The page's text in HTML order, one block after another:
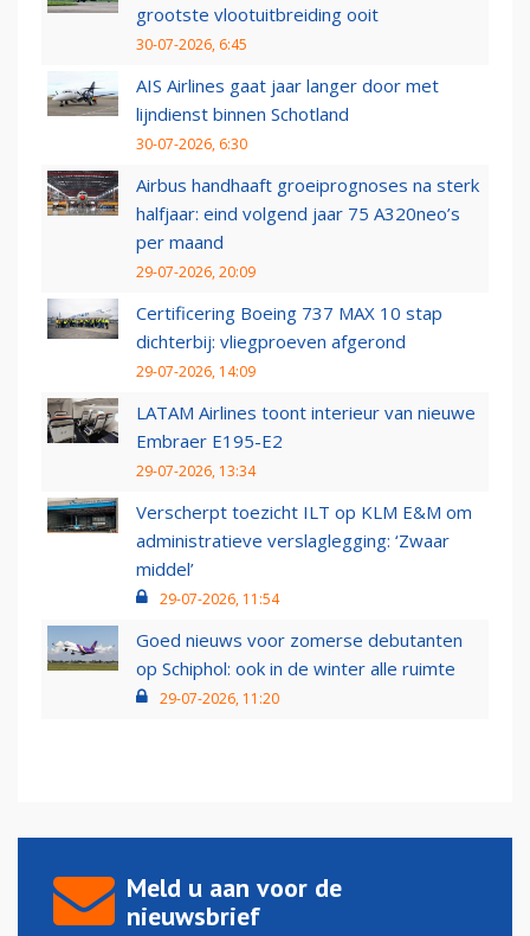
grootste vlootuitbreiding ooit
30-07-2026, 6:45
AIS Airlines gaat jaar langer door met
lijndienst binnen Schotland
30-07-2026, 6:30
Airbus handhaaft groeiprognoses na sterk
halfjaar: eind volgend jaar 75 A320neo’s
per maand
29-07-2026, 20:09
Certificering Boeing 737 MAX 10 stap
dichterbij: vliegproeven afgerond
29-07-2026, 14:09
LATAM Airlines toont interieur van nieuwe
Embraer E195-E2
29-07-2026, 13:34
Verscherpt toezicht ILT op KLM E&M om
administratieve verslaglegging: ‘Zwaar
middel’
29-07-2026, 11:54
Goed nieuws voor zomerse debutanten
op Schiphol: ook in de winter alle ruimte
29-07-2026, 11:20
Meld u aan voor de
nieuwsbrief